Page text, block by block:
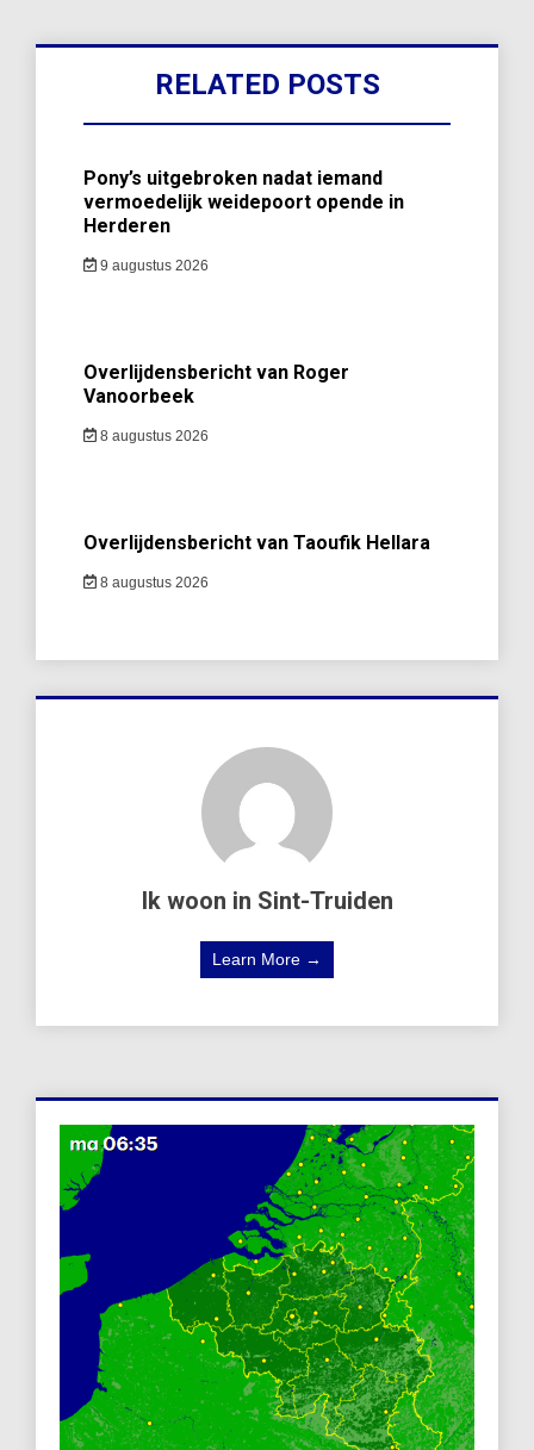
RELATED POSTS
Pony’s uitgebroken nadat iemand
vermoedelijk weidepoort opende in
Herderen
9 augustus 2026
Overlijdensbericht van Roger
Vanoorbeek
8 augustus 2026
Overlijdensbericht van Taoufik Hellara
8 augustus 2026
Ik woon in Sint-Truiden
Learn More →